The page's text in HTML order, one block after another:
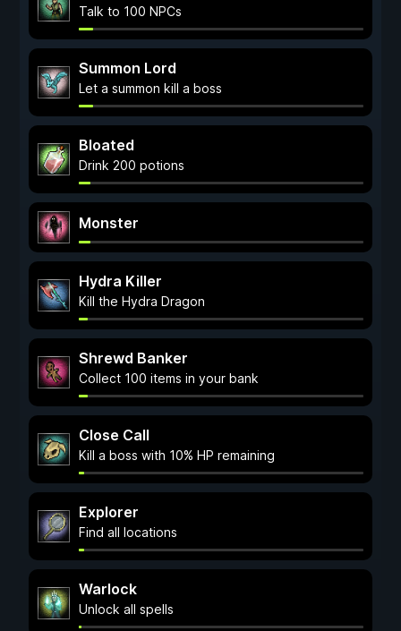
Talk to 100 NPCs
Summon Lord
Let a summon kill a boss
Bloated
Drink 200 potions
Monster
Hydra Killer
Kill the Hydra Dragon
Shrewd Banker
Collect 100 items in your bank
Close Call
Kill a boss with 10% HP remaining
Explorer
Find all locations
Warlock
Unlock all spells